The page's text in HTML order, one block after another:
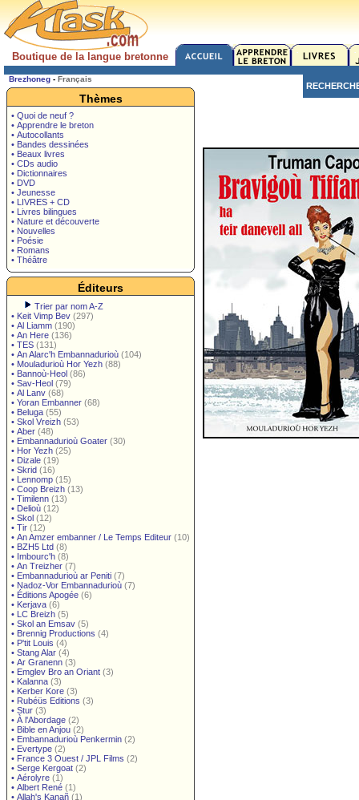
Boutique de la langue bretonne
Brezhoneg - Français
Thèmes
• Quoi de neuf ?
• Apprendre le breton
• Autocollants
• Bandes dessinées
• Beaux livres
• CDs audio
• Dictionnaires
• DVD
• Jeunesse
• LIVRES + CD
• Livres bilingues
• Nature et découverte
• Nouvelles
• Poésie
• Romans
• Théâtre
Éditeurs
Trier par nom A-Z
• Keit Vimp Bev (297)
• Al Liamm (190)
• An Here (136)
• TES (131)
• An Alarc'h Embannadurioù (104)
• Mouladurioù Hor Yezh (88)
• Bannoù-Heol (86)
• Sav-Heol (79)
• Al Lanv (68)
• Yoran Embanner (68)
• Beluga (55)
• Skol Vreizh (53)
• Aber (48)
• Embannadurioù Goater (30)
• Hor Yezh (25)
• Dizale (19)
• Skrid (16)
• Lennomp (15)
• Coop Breizh (13)
• Timilenn (13)
• Delioù (12)
• Skol (12)
• Tir (12)
• An Amzer embanner / Le Temps Editeur (10)
• BZH5 Ltd (8)
• Imbourc'h (8)
• An Treizher (7)
• Embannadurioù ar Peniti (7)
• Nadoz-Vor Embannadurioù (7)
• Éditions Apogée (6)
• Kerjava (6)
• LC Breizh (5)
• Skol an Emsav (5)
• Brennig Productions (4)
• P'tit Louis (4)
• Stang Alar (4)
• Ar Granenn (3)
• Emglev Bro an Oriant (3)
• Kalanna (3)
• Kerber Kore (3)
• Rubéüs Editions (3)
• Stur (3)
• À l'Abordage (2)
• Bible en Anjou (2)
• Embannadurioù Penkermin (2)
• Evertype (2)
• France 3 Ouest / JPL Films (2)
• Serge Kergoat (2)
• Aérolyre (1)
• Albert René (1)
• Allah's Kanañ (1)